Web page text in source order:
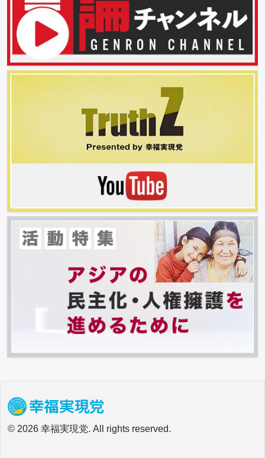
© 2026 幸福実現党. All rights reserved.